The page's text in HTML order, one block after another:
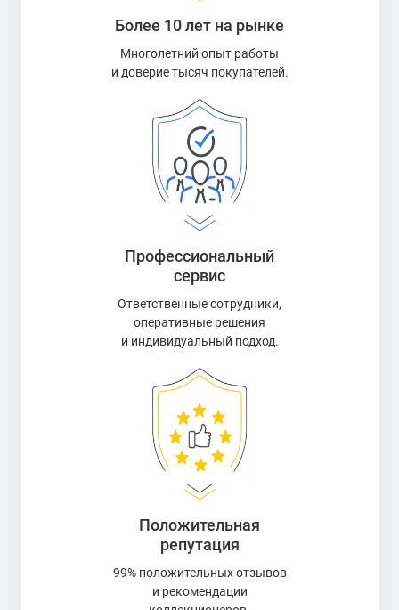
Более 10 лет на рынке
Многолетний опыт работы
и доверие тысяч покупателей.
Профессиональный
сервис
Ответственные сотрудники,
оперативные решения
и индивидуальный подход.
Положительная
репутация
99% положительных отзывов
и рекомендации